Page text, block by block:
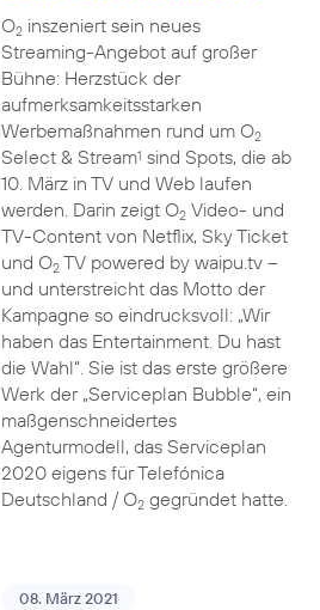
O2inszeniert sein neues
Streaming-Angebot auf großer
Bühne: Herzstück der
aufmerksamkeitsstarken
Werbemaßnahmen rund um O2
Select & Stream1 sind Spots, die ab
10. März in TV und Web laufen
werden. Darin zeigt O2Video- und
TV-Content von Netflix, Sky Ticket
und O2TV powered by waipu.tv –
und unterstreicht das Motto der
Kampagne so eindrucksvoll: „Wir
haben das Entertainment. Du hast
die Wahl“. Sie ist das erste größere
Werk der „Serviceplan Bubble“, ein
maßgenschneidertes
Agenturmodell, das Serviceplan
2020 eigens für Telefónica
Deutschland / O2gegründet hatte.
08. März 2021